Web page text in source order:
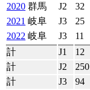
2020 群馬 J2 32
2021 岐阜 J3 25
2022 岐阜 J3 11
計
J1 12
計
J2 250
計
J3 94